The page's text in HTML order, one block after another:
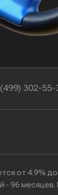
302-55-
от 4.9%
- 96